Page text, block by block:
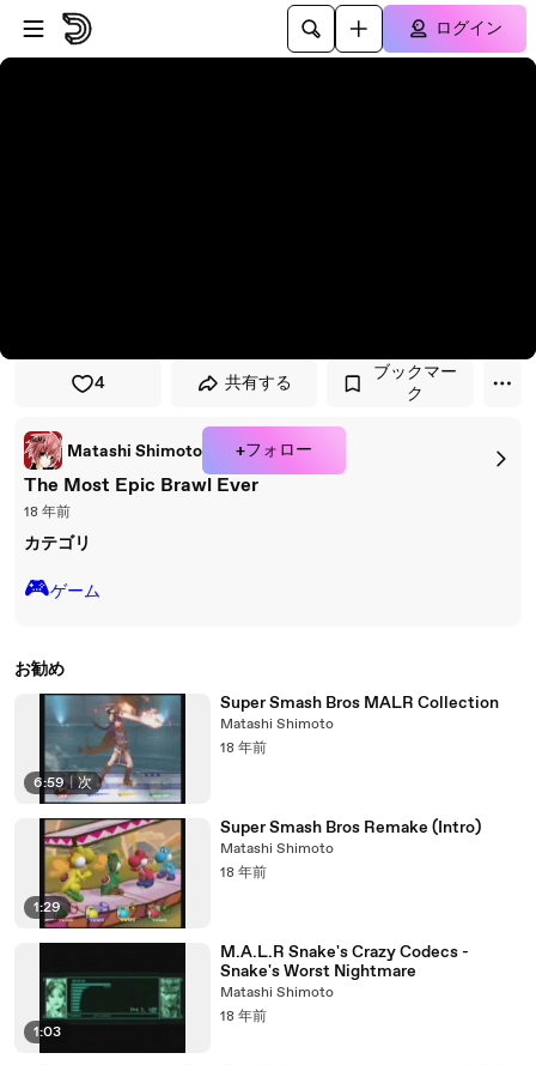
プレイヤーにスキップ
メインコンテンツにスキップ
ログイン
4 共有する
ブックマー
ク
Matashi Shimoto +フォロー
The Most Epic Brawl Ever
18 年前
カテゴリ
🎮️ゲーム
お勧め
6:59 | 次
Super Smash Bros MALR Collection
Matashi Shimoto
18 年前
1:29
Super Smash Bros Remake (Intro)
Matashi Shimoto
18 年前
1:03
M.A.L.R Snake's Crazy Codecs -
Snake's Worst Nightmare
Matashi Shimoto
18 年前